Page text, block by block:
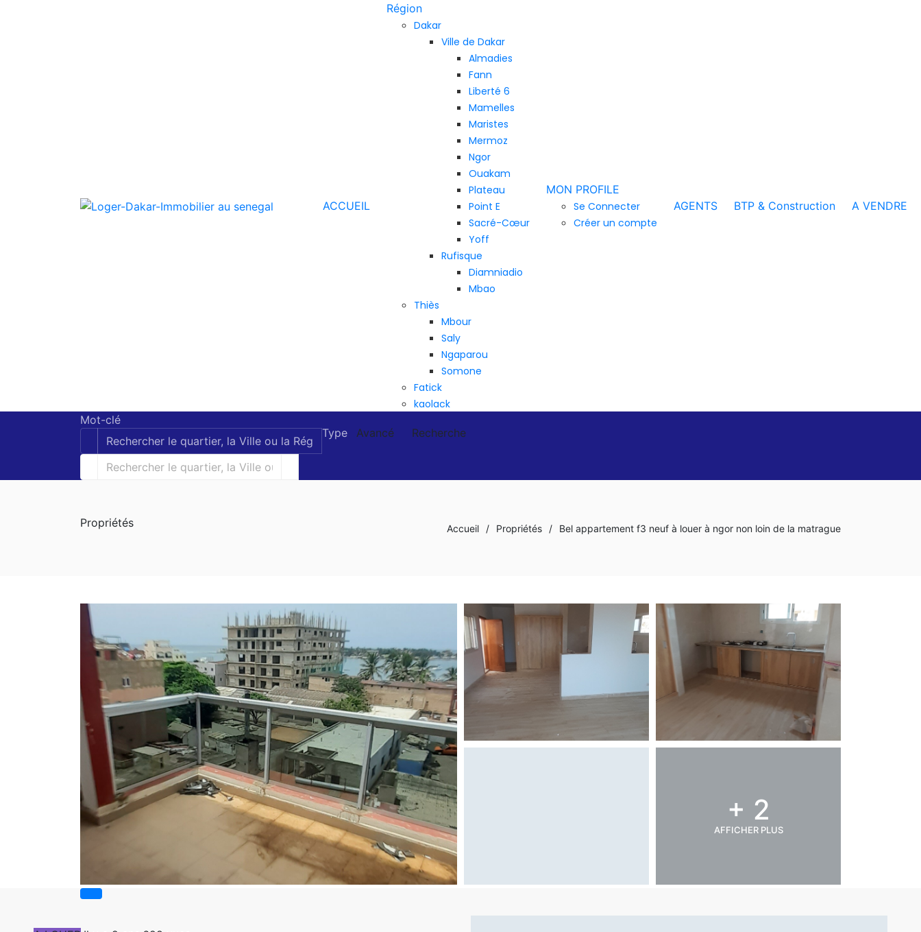
ACCUEIL
Région
Dakar
Ville de Dakar
Almadies
Fann
Liberté 6
Mamelles
Maristes
Mermoz
Ngor
Ouakam
Plateau
Point E
Sacré-Cœur
Yoff
Rufisque
Diamniadio
Mbao
Thiès
Mbour
Saly
Ngaparou
Somone
Fatick
kaolack
MON PROFILE
Se Connecter
Créer un compte
AGENTS BTP & Construction A VENDRE
Mot-clé
Type
Avancé Recherche
Propriétés Accueil / Propriétés / Bel appartement f3 neuf à louer à ngor non loin de la matrague
+ 2
AFFICHER PLUS